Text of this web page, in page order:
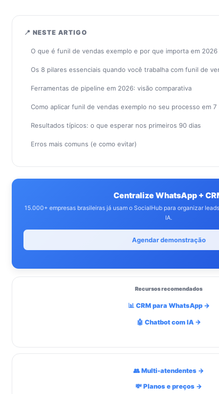
📍 NESTE ARTIGO
O que é funil de vendas exemplo e por que importa em 2026
Os 8 pilares essenciais quando você trabalha com funil de
Ferramentas de pipeline em 2026: visão comparativa
Como aplicar funil de vendas exemplo no seu processo em 7
Resultados típicos: o que esperar nos primeiros 90 dias
Erros mais comuns (e como evitar)
Centralize WhatsApp +
15.000+ empresas brasileiras já usam o SocialHub para organizar
IA.
Agendar demonstração
Recursos recomendados
📊 CRM para WhatsApp →
🤖 Chatbot com IA →
👥 Multi-atendentes →
💸 Planos e preços →